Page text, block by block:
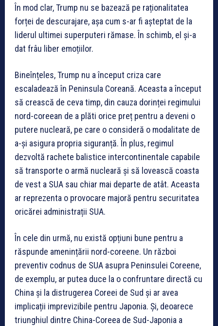
În mod clar, Trump nu se bazează pe raționalitatea
forței de descurajare, așa cum s-ar fi așteptat de la
liderul ultimei superputeri rămase. În schimb, el și-a
dat frâu liber emoțiilor.
Bineînțeles, Trump nu a început criza care
escaladează în Peninsula Coreană. Aceasta a început
să crească de ceva timp, din cauza dorinței regimului
nord-coreean de a plăti orice preț pentru a deveni o
putere nucleară, pe care o consideră o modalitate de
a-și asigura propria siguranță. În plus, regimul
dezvoltă rachete balistice intercontinentale capabile
să transporte o armă nucleară și să lovească coasta
de vest a SUA sau chiar mai departe de atât. Aceasta
ar reprezenta o provocare majoră pentru securitatea
oricărei administrații SUA.
În cele din urmă, nu există opțiuni bune pentru a
răspunde amenințării nord-coreene. Un război
preventiv codnus de SUA asupra Peninsulei Coreene,
de exemplu, ar putea duce la o confruntare directă cu
China și la distrugerea Coreei de Sud și ar avea
implicații imprevizibile pentru Japonia. Și, deoarece
triunghiul dintre China-Coreea de Sud-Japonia a